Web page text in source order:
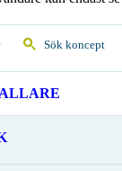
Sök koncept